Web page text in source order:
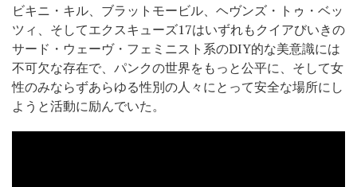
ビキニ・キル、ブラットモービル、ヘヴンズ・トゥ・ベッ
ツィ、そしてエクスキューズ17はいずれもクイアびいきの
サード・ウェーヴ・フェミニスト系のDIY的な美意識には
不可欠な存在で、パンクの世界をもっと公平に、そして女
性のみならずあらゆる性別の人々にとって安全な場所にし
ようと活動に励んでいた。